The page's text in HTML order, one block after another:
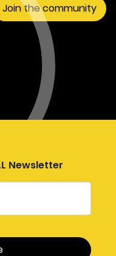
Join the community
Newsletter